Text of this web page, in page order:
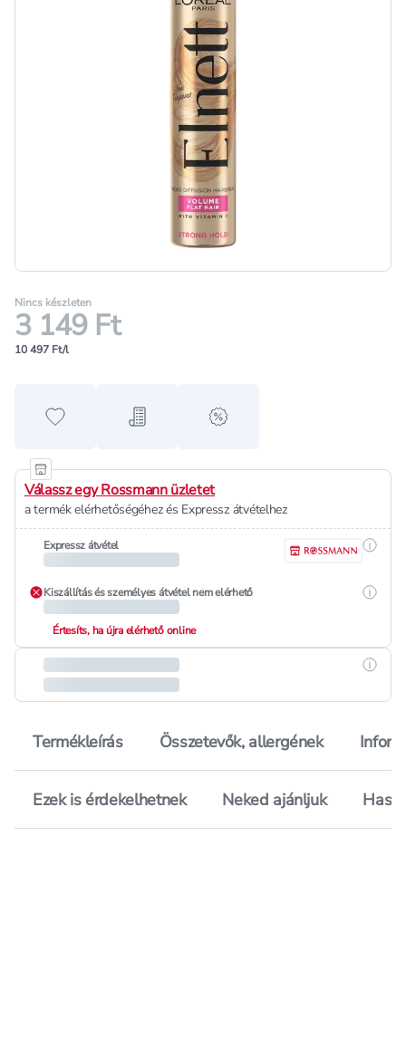
Nincs készleten
3 149 Ft
10 497 Ft/l
Hozzáadás a kedvencekhez
Hozzáadás a bevásárló listához
alert when on sale
Válassz egy Rossmann üzletet
a termék elérhetőségéhez és Expressz átvételhez
Expressz átvétel
Kiszállítás és személyes átvétel nem elérhető
Értesíts, ha újra elérhető online
Termékleírás Összetevők, allergének
Ezek is érdekelhetnek Neked ajánljuk